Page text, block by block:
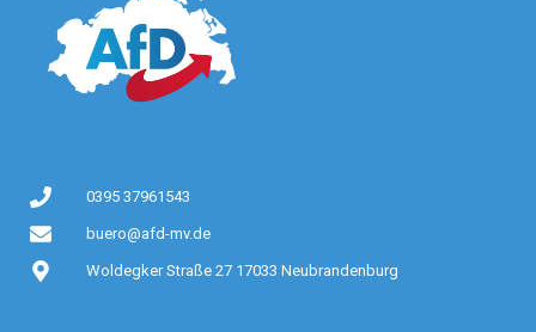
0395 37961543
buero@afd-mv.de
Woldegker Straße 27 17033 Neubrandenburg